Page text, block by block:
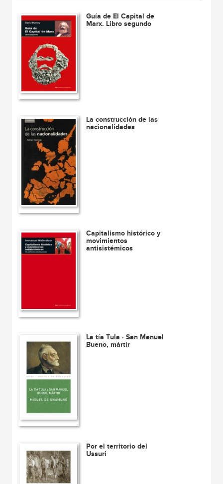
Guía de El Capital de
Marx. Libro segundo
La construcción de las
nacionalidades
Capitalismo histórico y
movimientos
antisistémicos
La tía Tula · San Manuel
Bueno, mártir
Por el territorio del
Ussuri